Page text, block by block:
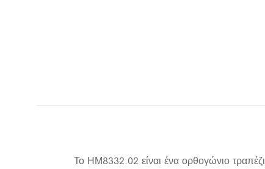
Το ΗΜ8332.02 είναι ένα ορθογώνιο